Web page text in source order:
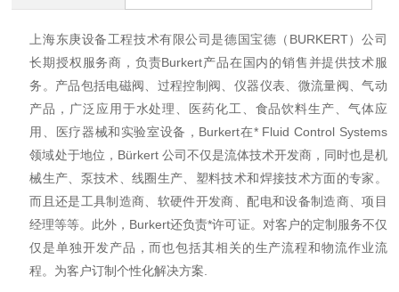
上海东庚设备工程技术有限公司是德国宝德（BURKERT）公司
长期授权服务商，负责Burkert产品在国内的销售并提供技术服
务。产品包括电磁阀、过程控制阀、仪器仪表、微流量阀、气动
产品，广泛应用于水处理、医药化工、食品饮料生产、气体应
用、医疗器械和实验室设备，Burkert在* Fluid Control Systems
领域处于地位，Bürkert 公司不仅是流体技术开发商，同时也是机
械生产、泵技术、线圈生产、塑料技术和焊接技术方面的专家。
而且还是工具制造商、软硬件开发商、配电和设备制造商、项目
经理等等。此外，Burkert还负责*许可证。对客户的定制服务不仅
仅是单独开发产品，而也包括其相关的生产流程和物流作业流
程。为客户订制个性化解决方案.